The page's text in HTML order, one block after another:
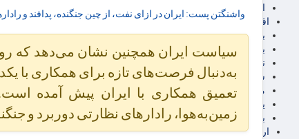
استارت آپ ها
اقتصاد کلان و بودجه
بانک و بیمه
بورس و سهام
نفت و پتروشیمی
سهام عدالت
مالیات
یارانه و معیشت مردم
برق، آب و انرژی
ارز دیجیتال
واشنگتن پست: ایران در ازای نفت، از چین جنگنده، پدافند و
سیاست ایران همچنین نشان می‌دهد که
به‌دنبال فرصت‌های تازه برای همکاری با
تعمیق همکاری با ایران پیش آمده
زمین‌به‌هوا، رادار‌های نظارتی دوربرد و